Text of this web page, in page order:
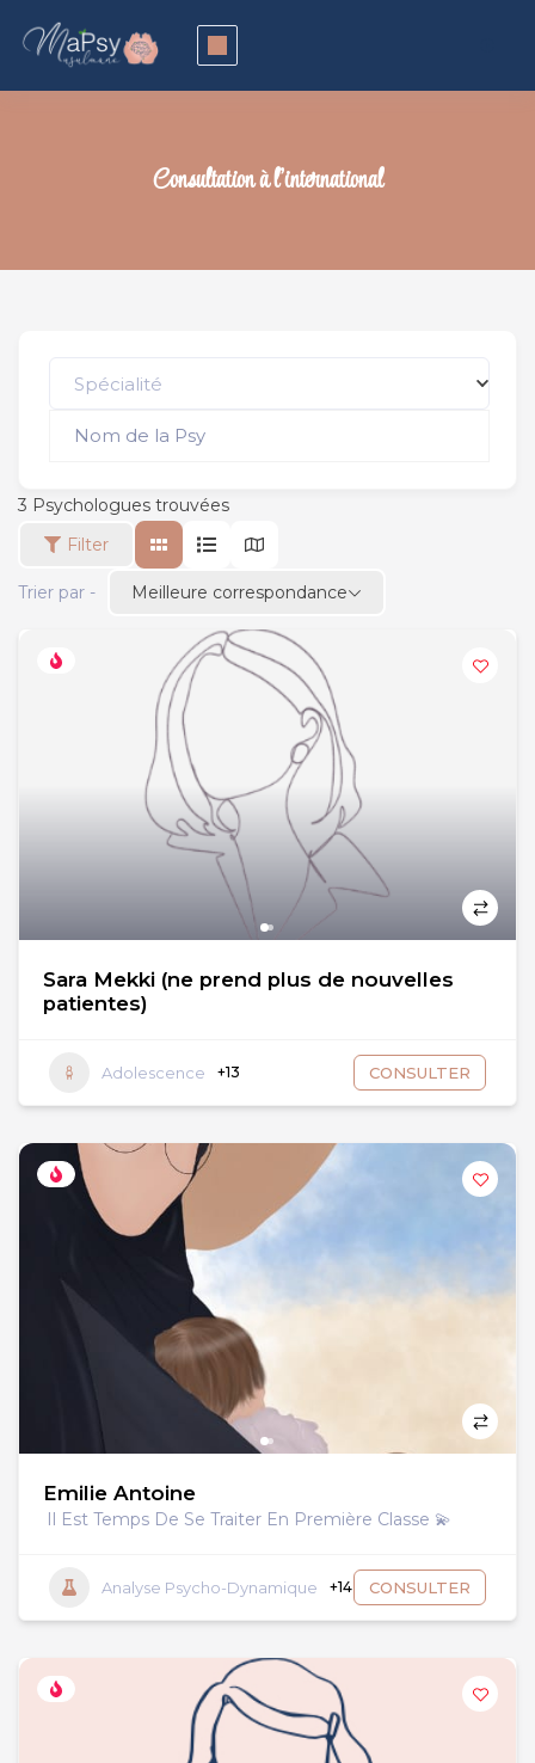
Consultation à l’international
Spécialité
3 Psychologues trouvées
Filter
Trier par - Meilleure correspondance
Sara Mekki (ne prend plus de nouvelles
patientes)
Adolescence +13 CONSULTER
Emilie Antoine
Il Est Temps De Se Traiter En Première Classe 💫
Analyse Psycho-Dynamique +14 CONSULTER